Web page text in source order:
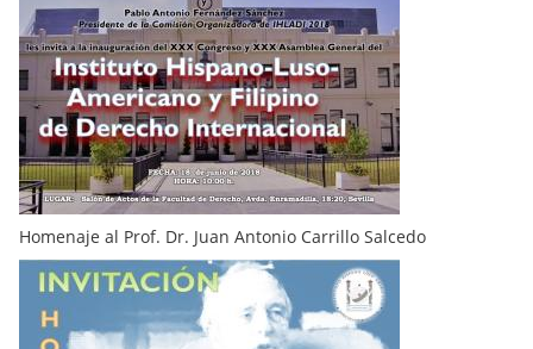
Homenaje al Prof. Dr. Juan Antonio Carrillo Salcedo